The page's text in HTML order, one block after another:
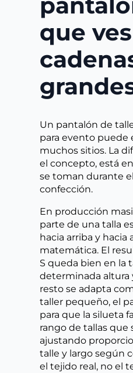
que
Un pantalón de
para evento puede
muchos sitios. La
el concepto, está
se toman durante
confección.
En producción
parte de una talla
hacia arriba y hacia
matemática. El
S queda bien en la
determinada altura
resto se adapta
taller pequeño, el
para que la silueta
rango de tallas que
ajustando
talle y largo según
el tejido real, no el